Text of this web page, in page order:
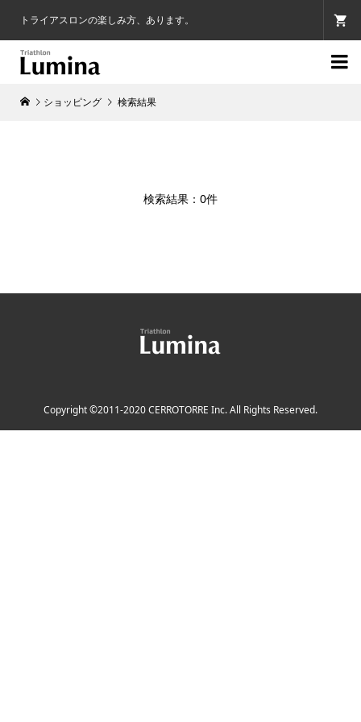
トライアスロンの楽しみ方、あります。

ショッピング 検索結果
検索結果：0件
Copyright ©2011-2020 CERROTORRE Inc. All Rights Reserved.